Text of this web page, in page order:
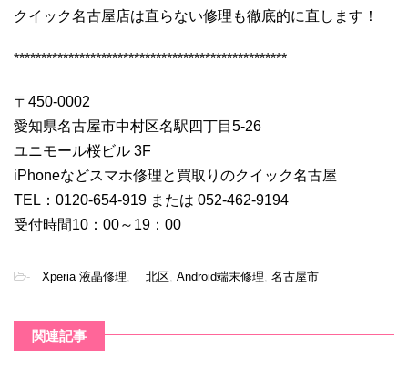
クイック名古屋店は直らない修理も徹底的に直します！
**************************************************
〒450-0002
愛知県名古屋市中村区名駅四丁目5-26
ユニモール桜ビル 3F
iPhoneなどスマホ修理と買取りのクイック名古屋
TEL：0120-654-919 または 052-462-9194
受付時間10：00～19：00
- Xperia 液晶修理 北区 Android端末修理 名古屋市
関連記事